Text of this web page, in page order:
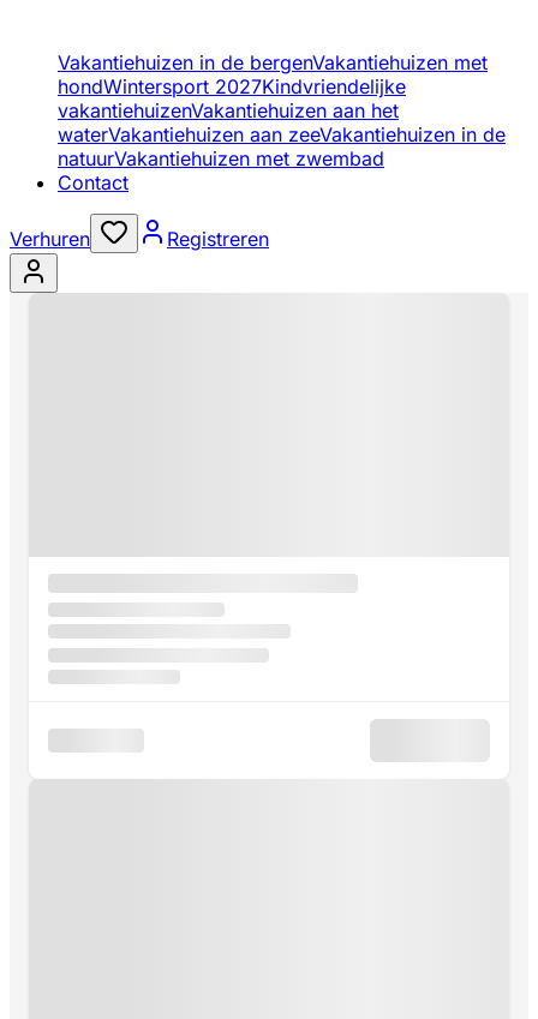
Vakantiehuizen in de bergenVakantiehuizen met
hondWintersport 2027Kindvriendelijke
vakantiehuizenVakantiehuizen aan het
waterVakantiehuizen aan zeeVakantiehuizen in de
natuurVakantiehuizen met zwembad
Contact
Verhuren Registreren